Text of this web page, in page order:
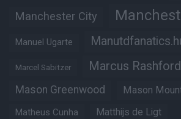
Manchester City
Manuel Ugarte
Marcel Sabitzer Marcus Rashford
Mason Greenwood Mason
Matheus Cunha Matthijs de Ligt